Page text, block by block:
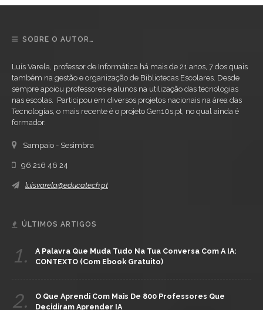
SOBRE O AUTOR…
Luís Varela, professor de Informática há mais de 21 anos, 7 dos quais
também na gestão e organização de Bibliotecas Escolares. Desde
sempre apoiou professores e alunos na utilização das tecnologias
nas escolas. Participou em diversos projetos nacionais na área das
Tecnologias, o mais recente é o projeto Gen10s.pt, no qual ainda é
formador.
Sampaio - Sesimbra
96 216 46 24
luisvarela@educatech.pt
ÚLTIMOS ARTIGOS
1.
A Palavra Que Muda Tudo Na Tua Conversa Com A IA:
CONTEXTO (com Ebook Gratuito)
2.
O Que Aprendi Com Mais De 800 Professores Que
Decidiram Aprender IA